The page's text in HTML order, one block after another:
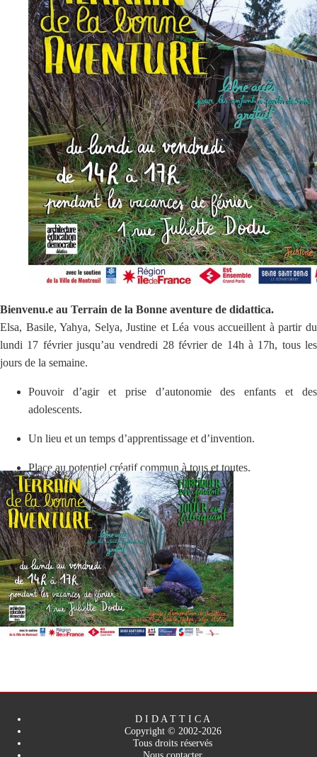
Bienvenu.e au Terrain de la Bonne aventure de didattica.
Elsa, Basile, Yahya, Selya, Justine et Léa vous accueillent à partir du
lundi 17 février jusqu’au vendredi 28 février de 14h à 17h, tous les
jours de la semaine.
Pouvoir d’agir et prise d’autonomie des enfants et des
adolescents.
Un lieu et un temps d’apprentissage et d’invention.
Place au potentiel créatif commun à tous et toutes.
D I D A T T I C A
Copyright © 2002-2026
Tous droits réservés
Nous contacter